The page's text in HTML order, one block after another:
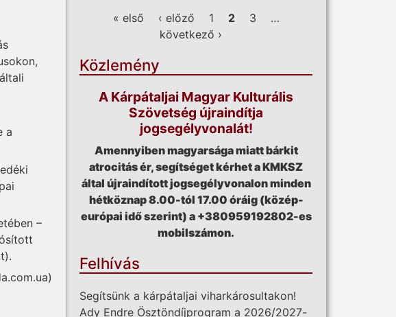
a
–
Oldalak
« első ‹ előző 1 2 3
…
következő ›
Közlemény
A Kárpátaljai Magyar Kulturális
Szövetség újraindítja
jogsegélyvonalát!
Amennyiben magyarsága miatt bárkit
atrocitás ér, segítséget kérhet a KMKSZ
által újraindított jogsegélyvonalon minden
hétköznap 8.00-tól 17.00 óráig (közép-
európai idő szerint) a +380959192802-es
mobilszámon.
Felhívás
Segítsünk a kárpátaljai viharkárosultakon!
Ady Endre Ösztöndíjprogram a 2026/2027-